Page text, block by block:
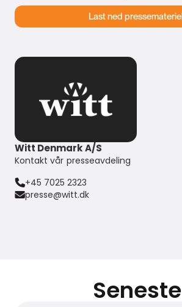
Last ned pressemateriell
Witt Denmark A/S
Kontakt vår presseavdeling
+45 7025 2323
presse@witt.dk
Seneste